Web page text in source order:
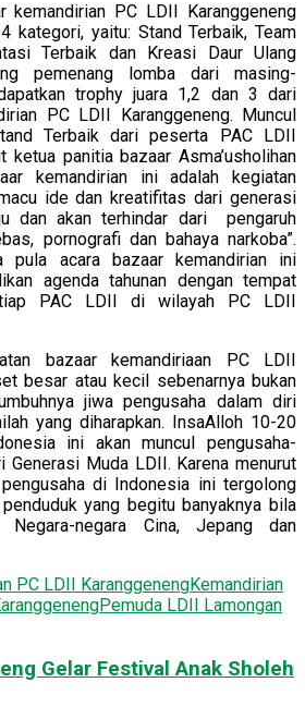
kemandirian PC LDII Karanggeneng
kategori, yaitu: Stand Terbaik, Team
Terbaik dan Kreasi Daur Ulang
pemenang lomba dari masing-
trophy juara 1,2 dan 3 dari
PC LDII Karanggeneng. Muncul
Terbaik dari peserta PAC LDII
ketua panitia bazaar Asma’usholihan
kemandirian ini adalah kegiatan
ide dan kreatifitas dari generasi
dan akan terhindar dari pengaruh
pornografi dan bahaya narkoba”.
pula acara bazaar kemandirian ini
agenda tahunan dengan tempat
PAC LDII di wilayah PC LDII
bazaar kemandiriaan PC LDII
besar atau kecil sebenarnya bukan
jiwa pengusaha dalam diri
yang diharapkan. InsaAlloh 10-20
ini akan muncul pengusaha-
Generasi Muda LDII. Karena menurut
di Indonesia ini tergolong
yang begitu banyaknya bila
Negara-negara Cina, Jepang dan
PC LDII KaranggenengKemandirian
Pemuda LDII Lamongan
Gelar Festival Anak Sholeh